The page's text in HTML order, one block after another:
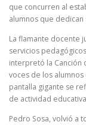
que concurren al
alumnos que dedican
La flamante docente
servicios
interpretó la Canción
voces de los
pantalla gigante se
de actividad
Pedro Sosa, volvió a